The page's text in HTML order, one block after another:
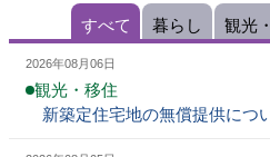
すべて 暮らし 観光
て
2026年08月06日
観光・移住
新築定住宅地の無償提供につ